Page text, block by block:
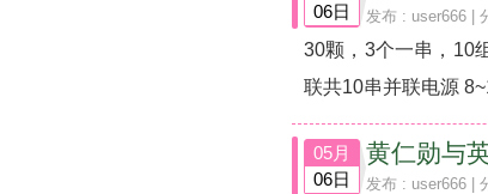
06日
发布 : user666 |
30颗，3个一串，10
联共10串并联电源
05月
06日
黄仁勋与
发布 : user666 |